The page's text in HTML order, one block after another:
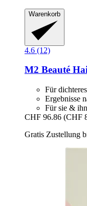
Warenkorb
4.6 (12)
M2 Beauté
Für
Ergebnisse
Für sie & ihn
CHF 96.86 (CHF
Gratis Zustellung